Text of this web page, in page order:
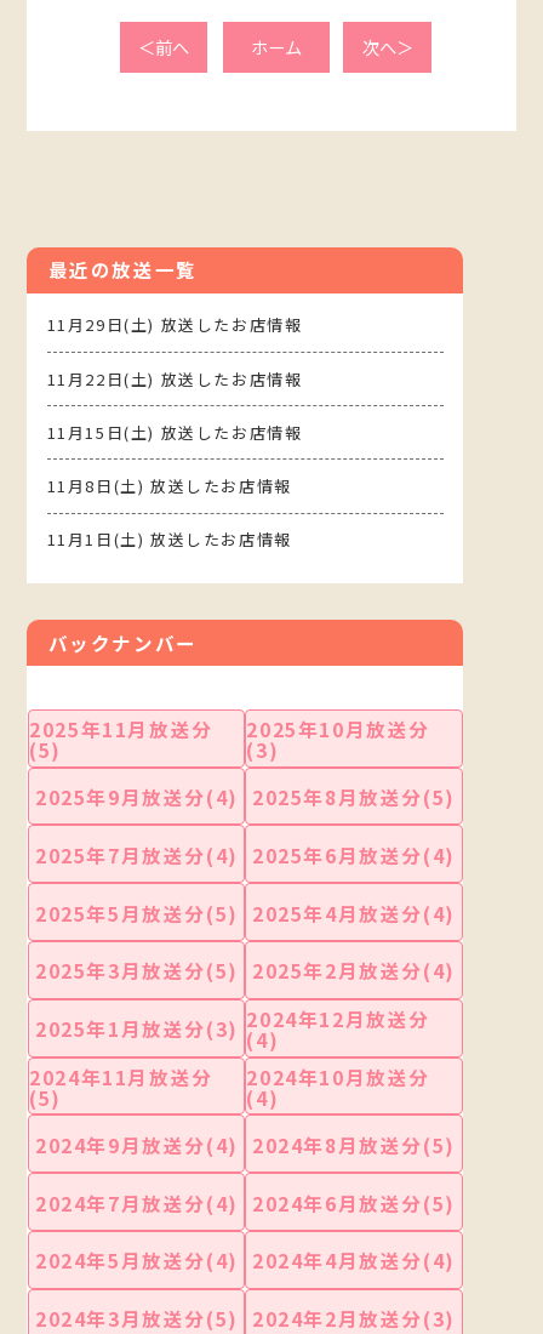
＜前へ ホーム 次へ＞
最近の放送一覧
11月29日(土) 放送したお店情報
11月22日(土) 放送したお店情報
11月15日(土) 放送したお店情報
11月8日(土) 放送したお店情報
11月1日(土) 放送したお店情報
バックナンバー
2025年11月放送分
(5)
2025年10月放送分
(3)
2025年9月放送分(4)
2025年8月放送分(5)
2025年7月放送分(4) 2025年6月放送分(4)
2025年5月放送分(5) 2025年4月放送分(4)
2025年3月放送分(5) 2025年2月放送分(4)
2025年1月放送分(3) 2024年12月放送分
(4)
2024年11月放送分
(5)
2024年10月放送分
(4)
2024年9月放送分(4)
2024年8月放送分(5)
2024年7月放送分(4) 2024年6月放送分(5)
2024年5月放送分(4) 2024年4月放送分(4)
2024年3月放送分(5) 2024年2月放送分(3)